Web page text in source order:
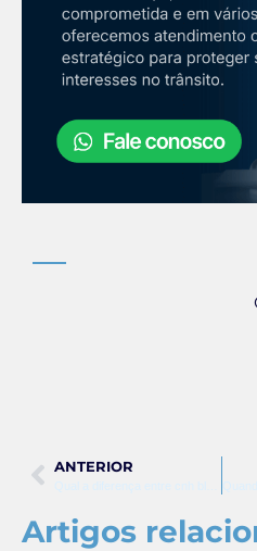
ANTERIOR
Artigos